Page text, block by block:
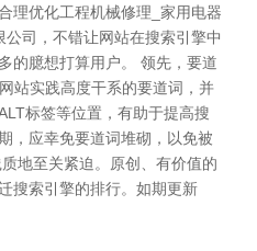
理优化工程机械修理_家用电器
司，不错让网站在搜索引擎中
的臆想打算用户。 领先，要道
站实践高度干系的要道词，并
标签等位置，有助于提高搜
，应幸免要道词堆砌，以免被
地至关紧迫。原创、有价值的
搜索引擎的排行。如期更新